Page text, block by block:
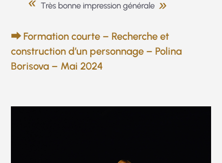
Très bonne impression générale
⮕ Formation courte – Recherche et
construction d’un personnage – Polina
Borisova – Mai 2024